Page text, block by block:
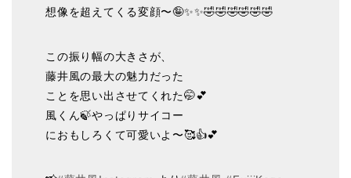
想像を超えてくる変顔〜🤪✨✨🤣🤣🤣🤣🤣🤣
この振り幅の大きさが、
藤井風の最大の魅力だった
ことを思い出させてくれた🤭💕
風くん🍃やっぱりサイコー
におもしろくて可愛いよ〜🥰👍💕